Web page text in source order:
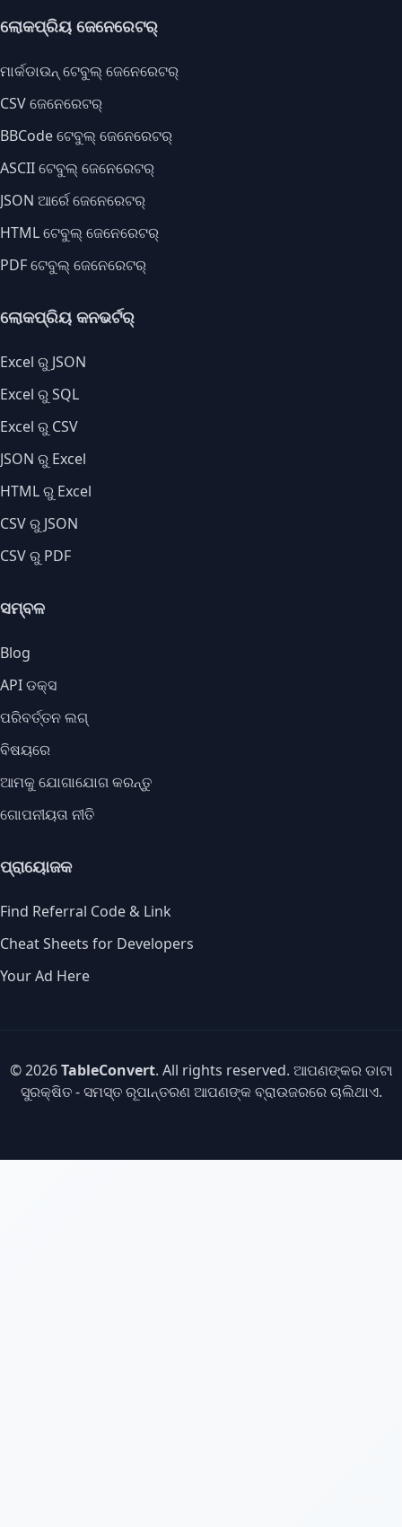
ଲୋକପ୍ରିୟ ଜେନେରେଟର୍
ମାର୍କଡାଉନ୍ ଟେବୁଲ୍ ଜେନେରେଟର୍
CSV ଜେନେରେଟର୍
BBCode ଟେବୁଲ୍ ଜେନେରେଟର୍
ASCII ଟେବୁଲ୍ ଜେନେରେଟର୍
JSON ଆର୍ରେ ଜେନେରେଟର୍
HTML ଟେବୁଲ୍ ଜେନେରେଟର୍
PDF ଟେବୁଲ୍ ଜେନେରେଟର୍
ଲୋକପ୍ରିୟ କନଭର୍ଟର୍
Excel ରୁ JSON
Excel ରୁ SQL
Excel ରୁ CSV
JSON ରୁ Excel
HTML ରୁ Excel
CSV ରୁ JSON
CSV ରୁ PDF
ସମ୍ବଳ
Blog
API ଡକ୍ସ
ପରିବର୍ତ୍ତନ ଲଗ୍
ବିଷୟରେ
ଆମକୁ ଯୋଗାଯୋଗ କରନ୍ତୁ
ଗୋପନୀୟତା ନୀତି
ପ୍ରାୟୋଜକ
Find Referral Code & Link
Cheat Sheets for Developers
Your Ad Here
© 2026TableConvert. All rights reserved. ଆପଣଙ୍କର ଡାଟା
ସୁରକ୍ଷିତ - ସମସ୍ତ ରୂପାନ୍ତରଣ ଆପଣଙ୍କ ବ୍ରାଉଜରରେ ଚାଲିଥାଏ.